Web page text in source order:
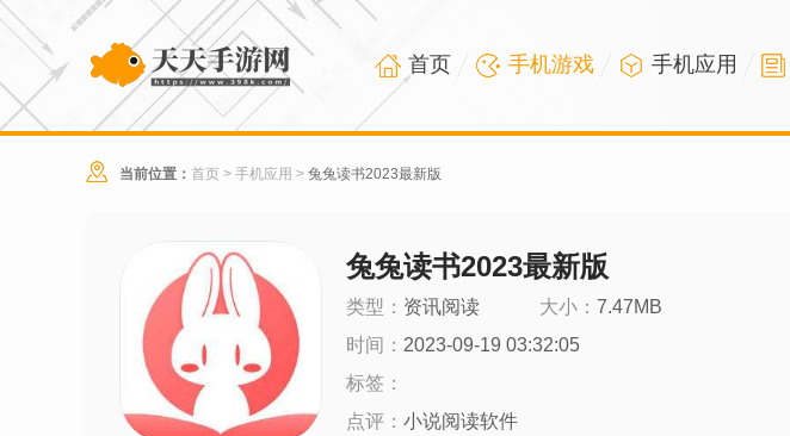
首页 手机游戏 手机应用
当前位置： 首页 > 手机应用 > 兔兔读书2023最新版
兔兔读书2023最新版
类型： 资讯阅读 大小： 7.47MB
时间： 2023-09-19 03:32:05
标签：
点评： 小说阅读软件